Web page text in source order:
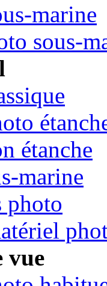
marine
sous-
étanche
marine
photo
vue